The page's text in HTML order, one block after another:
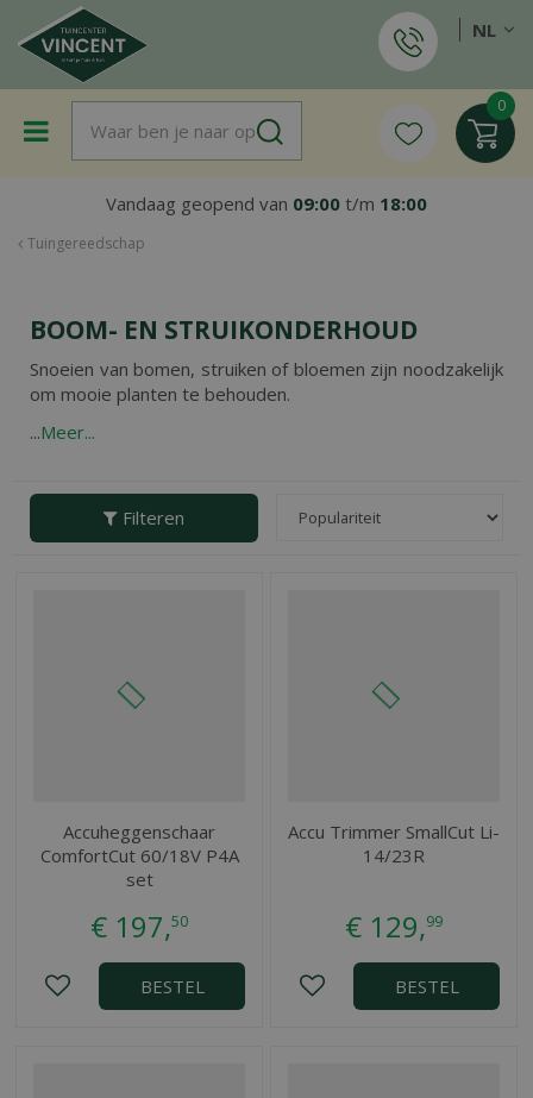
a
Tuingereedschap
Vandaag geopend van 09:00 t/m 18:00
NL
BOOM- EN STRUIKONDERHOUD
Snoeien van bomen, struiken of bloemen zijn noodzakelijk
om mooie planten te behouden.
...Meer...
Filteren
Accuheggenschaar
ComfortCut 60/18V P4A
set
€ 197,50
BESTEL
Accu Trimmer SmallCut Li-
14/23R
€ 129,99
BESTEL